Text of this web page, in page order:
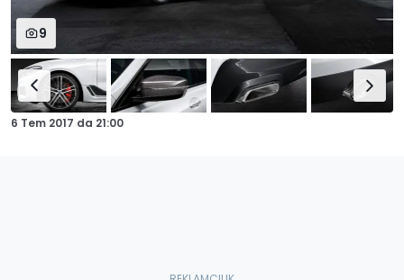
9
6 Tem 2017 da 21:00